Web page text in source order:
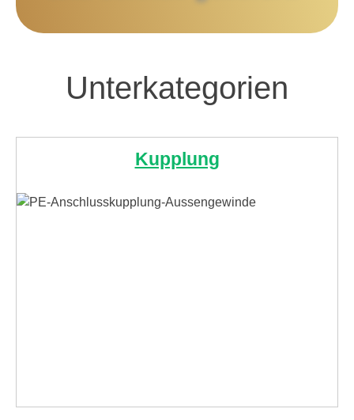
Unterkategorien
Kupplung